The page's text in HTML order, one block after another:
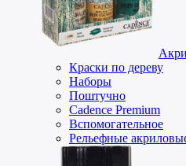
Краски по дереву
Наборы
Поштучно
Cadence Premium
Вспомогательное
Рельефные